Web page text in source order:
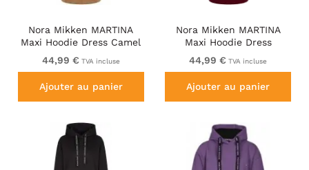
Nora Mikken MARTINA
Maxi Hoodie Dress Camel
44,99 € TVA incluse
Ajouter au panier
Nora Mikken MARTINA
Maxi Hoodie Dress
Burgundy
44,99 € TVA incluse
Ajouter au panier